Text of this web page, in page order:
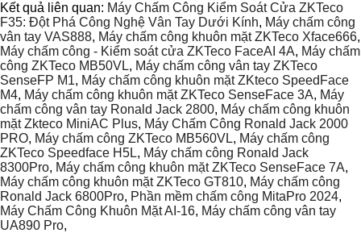
Kết quả liên quan: Máy Chấm Công Kiểm Soát Cửa ZKTeco
F35: Đột Phá Công Nghệ Vân Tay Dưới Kính, Máy chấm công
vân tay VAS888, Máy chấm công khuôn mặt ZKTeco Xface666,
Máy chấm công - Kiểm soát cửa ZKTeco FaceAI 4A, Máy chấm
công ZKTeco MB50VL, Máy chấm công vân tay ZKTeco
SenseFP M1, Máy chấm công khuôn mặt ZKteco SpeedFace
M4, Máy chấm công khuôn mặt ZKTeco SenseFace 3A, Máy
chấm công vân tay Ronald Jack 2800, Máy chấm công khuôn
mặt Zkteco MiniAC Plus, Máy Chấm Công Ronald Jack 2000
PRO, Máy chấm công ZKTeco MB560VL, Máy chấm công
ZKTeco Speedface H5L, Máy chấm công Ronald Jack
8300Pro, Máy chấm công khuôn mặt ZKTeco SenseFace 7A,
Máy chấm công khuôn mặt ZKTeco GT810, Máy chấm công
Ronald Jack 6800Pro, Phần mềm chấm công MitaPro 2024,
Máy Chấm Công Khuôn Mặt AI-16, Máy chấm công vân tay
UA890 Pro,